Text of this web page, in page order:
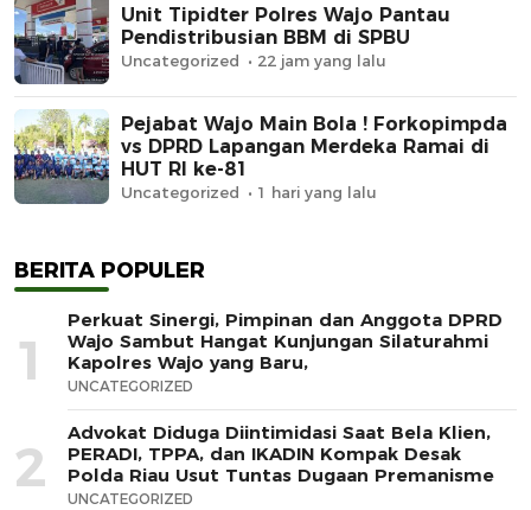
Unit Tipidter Polres Wajo Pantau
Pendistribusian BBM di SPBU
Uncategorized 22 jam yang lalu
Pejabat Wajo Main Bola ! Forkopimpda
vs DPRD Lapangan Merdeka Ramai di
HUT RI ke-81
Uncategorized 1 hari yang lalu
BERITA POPULER
1
Perkuat Sinergi, Pimpinan dan Anggota DPRD
Wajo Sambut Hangat Kunjungan Silaturahmi
Kapolres Wajo yang Baru,
UNCATEGORIZED
2
Advokat Diduga Diintimidasi Saat Bela Klien,
PERADI, TPPA, dan IKADIN Kompak Desak
Polda Riau Usut Tuntas Dugaan Premanisme
UNCATEGORIZED